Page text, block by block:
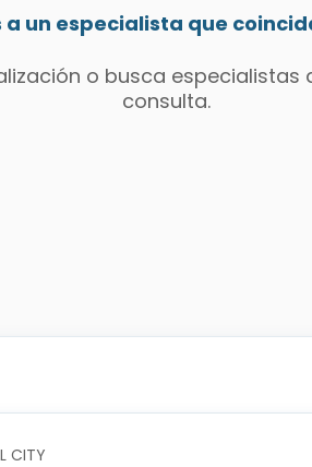
a un especialista que
o busca especialistas
consulta.
CITY